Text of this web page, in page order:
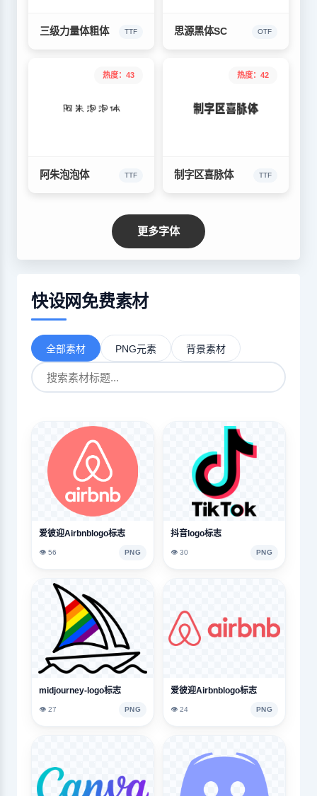
三级力量体粗体 TTF 思源黑体SC OTF
热度：43
阿朱泡泡体 TTF
热度：42
制字区喜脉体 TTF
更多字体
快设网免费素材
全部素材 PNG元素 背景素材
爱彼迎Airbnblogo标志
👁️ 56 PNG
抖音logo标志
👁️ 30 PNG
midjourney-logo标志
👁️ 27 PNG
爱彼迎Airbnblogo标志
👁️ 24 PNG